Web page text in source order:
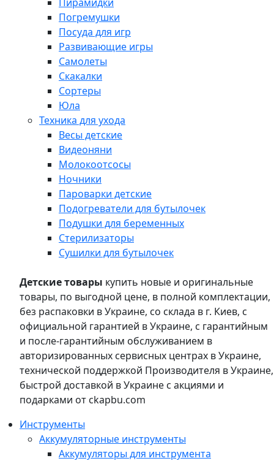
Погремушки
Посуда для игр
Развивающие игры
Самолеты
Скакалки
Сортеры
Юла
Техника для ухода
Весы детские
Видеоняни
Молокоотсосы
Ночники
Пароварки детские
Подогреватели для бутылочек
Подушки для беременных
Стерилизаторы
Сушилки для бутылочек
Детские товары купить новые и оригинальные
товары, по выгодной цене, в полной комплектации,
без распаковки в Украине, со склада в г. Киев, с
официальной гарантией в Украине, с гарантийным
и после-гарантийным обслуживанием в
авторизированных сервисных центрах в Украине,
технической поддержкой Производителя в Украине,
быстрой доставкой в Украине с акциями и
подарками от ckapbu.com
Инструменты
Аккумуляторные инструменты
Аккумуляторы для инструмента